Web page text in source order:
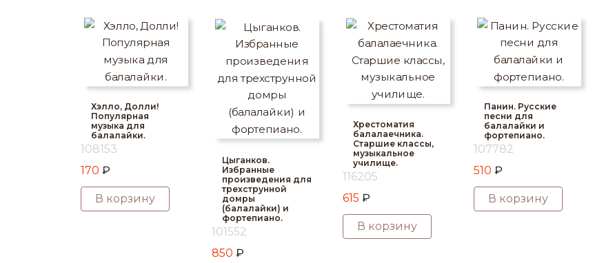
Хэлло, Долли!
Популярная
музыка для
балалайки.
108153
170 ₽
В корзину
Цыганков.
Избранные
произведения для
трехструнной
домры
(балалайки) и
фортепиано.
101552
850 ₽
Хрестоматия
балалаечника.
Старшие классы,
музыкальное
училище.
116205
615 ₽
В корзину
Панин. Русские
песни для
балалайки и
фортепиано.
107782
510 ₽
В корзину